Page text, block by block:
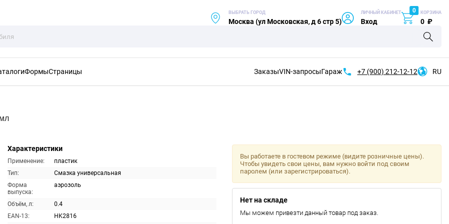
ВЫБРАТЬ ГОРОД
Москва (ул Московская, д 6 стр 5)
ЛИЧНЫЙ КАБИНЕТ
Вход
0 КОРЗИНА
0 ₽
ФормыСтраницы ЗаказыVIN-запросыГараж +7 (900) 212-12-12 RU
Характеристики
Применение:
пластик
Тип:
Смазка универсальная
Форма
выпуска:
аэрозоль
Объём, л:
0.4
EAN-13:
HK2816
Вы работаете в гостевом режиме (видите розничные цены).
Чтобы увидеть свои цены, вам нужно войти под своим
паролем (или зарегистрироваться).
Нет на складе
Мы можем привезти данный товар под заказ.